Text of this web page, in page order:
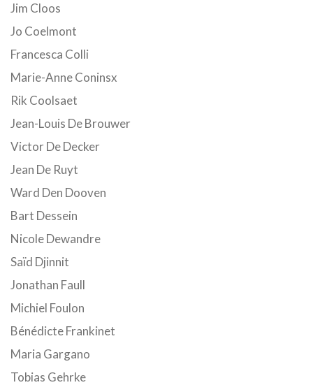
Jim Cloos
Jo Coelmont
Francesca Colli
Marie-Anne Coninsx
Rik Coolsaet
Jean-Louis De Brouwer
Victor De Decker
Jean De Ruyt
Ward Den Dooven
Bart Dessein
Nicole Dewandre
Saïd Djinnit
Jonathan Faull
Michiel Foulon
Bénédicte Frankinet
Maria Gargano
Tobias Gehrke